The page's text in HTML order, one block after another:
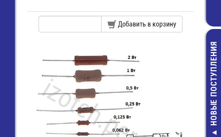
Дроссель
10 мкГн -
НОВЫЕ ПОСТУПЛЕНИЯ
Добавить в корзину